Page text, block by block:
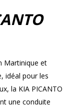
Martinique et
idéal pour les
la KIA PICANTO
une conduite